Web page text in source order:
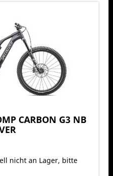
CARBON G3 NB
nicht an Lager, bitte